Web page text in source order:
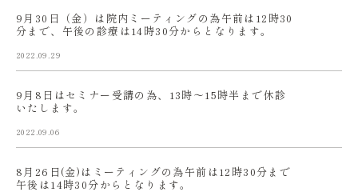
9月30日（金）は院内ミーティングの為午前は12時30
分まで、午後の診療は14時30分からとなります。
2022.09.29
9月8日はセミナー受講の為、13時〜15時半まで休診
いたします。
2022.09.06
8月26日(金)はミーティングの為午前は12時30分まで
午後は14時30分からとなります。